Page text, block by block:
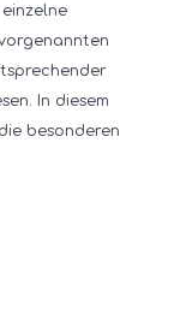
In diesem
besonderen